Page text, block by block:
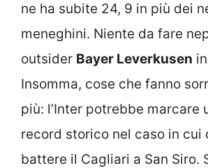
ne ha subite 24, 9 in più dei
meneghini. Niente da fare
outsider Bayer Leverkusen
Insomma, cose che fanno
più: l’Inter potrebbe marcare
record storico nel caso in cui
battere il Cagliari a San Siro.